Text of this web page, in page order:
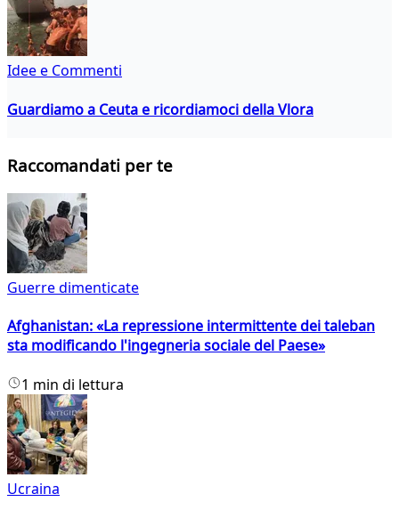
Idee e Commenti
Guardiamo a Ceuta e ricordiamoci della Vlora
Raccomandati per te
Guerre dimenticate
Afghanistan: «La repressione intermittente dei taleban
sta modificando l'ingegneria sociale del Paese»
1 min di lettura
Ucraina